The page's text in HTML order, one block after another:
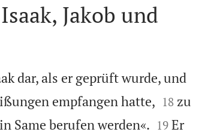
Jakob und
dar, als er geprüft wurde, und
empfangen hatte,
18 zu
Same berufen werden«.
19 Er